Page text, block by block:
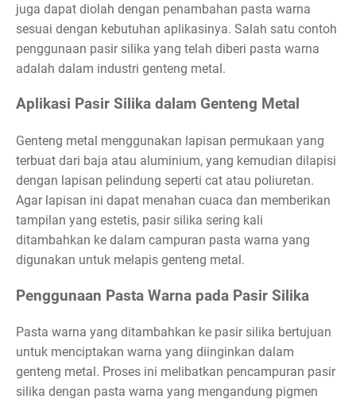
juga dapat diolah dengan penambahan pasta warna
sesuai dengan kebutuhan aplikasinya. Salah satu contoh
penggunaan pasir silika yang telah diberi pasta warna
adalah dalam industri genteng metal.
Aplikasi Pasir Silika dalam Genteng Metal
Genteng metal menggunakan lapisan permukaan yang
terbuat dari baja atau aluminium, yang kemudian dilapisi
dengan lapisan pelindung seperti cat atau poliuretan.
Agar lapisan ini dapat menahan cuaca dan memberikan
tampilan yang estetis, pasir silika sering kali
ditambahkan ke dalam campuran pasta warna yang
digunakan untuk melapis genteng metal.
Penggunaan Pasta Warna pada Pasir Silika
Pasta warna yang ditambahkan ke pasir silika bertujuan
untuk menciptakan warna yang diinginkan dalam
genteng metal. Proses ini melibatkan pencampuran pasir
silika dengan pasta warna yang mengandung pigmen